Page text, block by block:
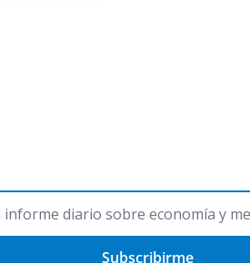
Subscribirme